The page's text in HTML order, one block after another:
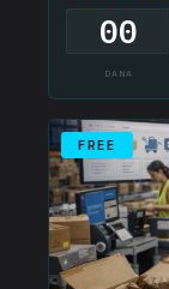
00
DANA
FREE